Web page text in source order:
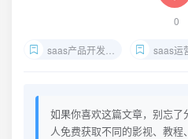
0
saas产品开发指南 saas运
如果你喜欢这篇文章，别忘了
人免费获取不同的影视、教